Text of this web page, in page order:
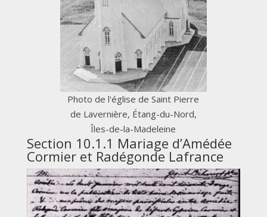
Photo de l'église de Saint Pierre
de Lavernière, Étang-du-Nord,
Îles-de-la-Madeleine
Section 10.1.1 Mariage d’Amédée
Cormier et Radégonde Lafrance